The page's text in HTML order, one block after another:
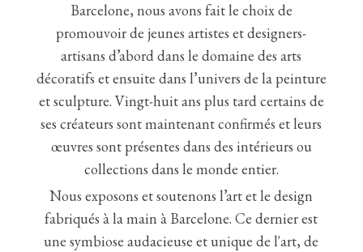
Barcelone, nous avons fait le choix de
promouvoir de jeunes artistes et designers-
artisans d’abord dans le domaine des arts
décoratifs et ensuite dans l’univers de la peinture
et sculpture. Vingt-huit ans plus tard certains de
ses créateurs sont maintenant confirmés et leurs
œuvres sont présentes dans des intérieurs ou
collections dans le monde entier.
Nous exposons et soutenons l’art et le design
fabriqués à la main à Barcelone. Ce dernier est
une symbiose audacieuse et unique de l'art, de